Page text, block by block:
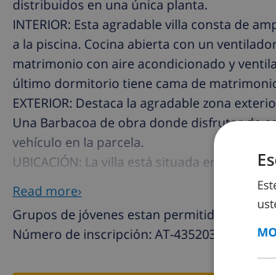
distribuidos en una única planta.
INTERIOR: Esta agradable villa consta de
a la piscina. Cocina abierta con un
matrimonio con aire acondicionado y
último dormitorio tiene cama de
EXTERIOR: Destaca la agradable zona
Una Barbacoa de obra donde disfrutar de
vehículo en la parcela.
UBICACIÓN: La villa está situada en una
km, la playa de arena está a 1,6 km y el
OBSERVACIÓN: WiFi gratuito. Se permiten
Read more›
Grupos de jóvenes estan permitidos en esta
Número de inscripción: AT-435203-A